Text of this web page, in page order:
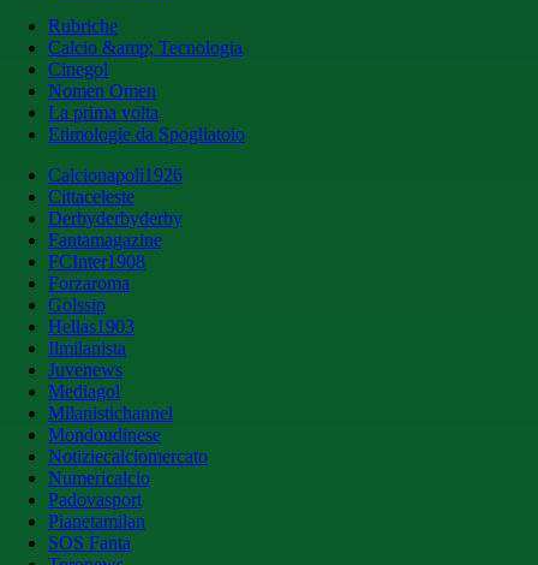
Rubriche
Calcio &amp; Tecnologia
Cinegol
Nomen Omen
La prima volta
Etimologie da Spogliatoio
Calcionapoli1926
Cittaceleste
Derbyderbyderby
Fantamagazine
FCInter1908
Forzaroma
Golssip
Hellas1903
Ilmilanista
Juvenews
Mediagol
Milanistichannel
Mondoudinese
Notiziecalciomercato
Numericalcio
Padovasport
Pianetamilan
SOS Fanta